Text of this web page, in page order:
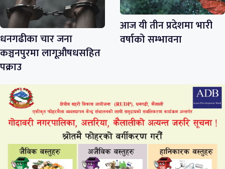
धनगढीका चार जना
कञ्चनपुरमा लागूऔषधसहित
पक्राउ
आज यी तीन प्रदेशमा भारी
वर्षाको सम्भावना